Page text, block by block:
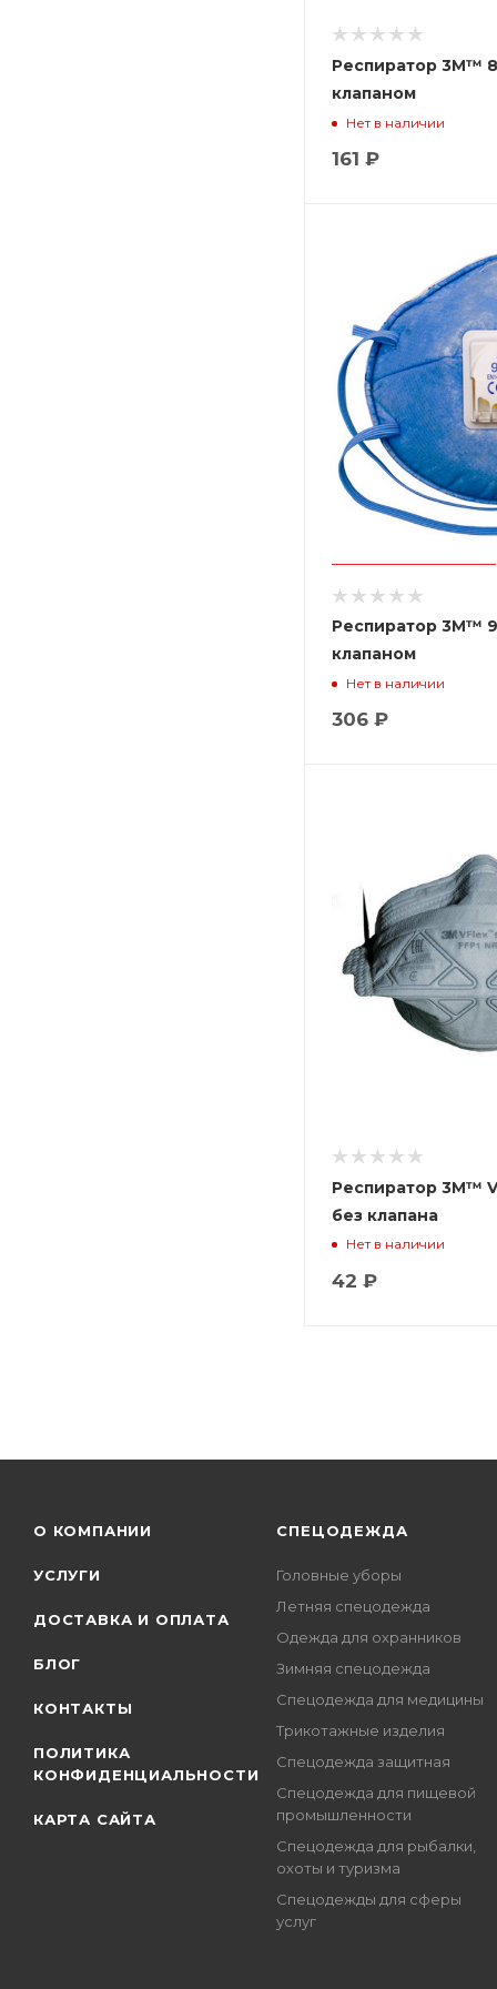
Респиратор 3М™
клапаном
Нет в наличии
161 ₽
Респиратор 3М™
клапаном
Нет в наличии
306 ₽
Респиратор 3М™
без клапана
Нет в наличии
42 ₽
О КОМПАНИИ
УСЛУГИ
ДОСТАВКА И ОПЛАТА
БЛОГ
КОНТАКТЫ
ПОЛИТИКА
КОНФИДЕНЦИАЛЬНОСТИ
КАРТА САЙТА
СПЕЦОДЕЖДА
Головные уборы
Летняя спецодежда
Одежда для охранников
Зимняя спецодежда
Спецодежда для медицины
Трикотажные изделия
Спецодежда защитная
Спецодежда для пищевой
промышленности
Спецодежда для рыбалки,
охоты и туризма
Спецодежды для сферы
услуг